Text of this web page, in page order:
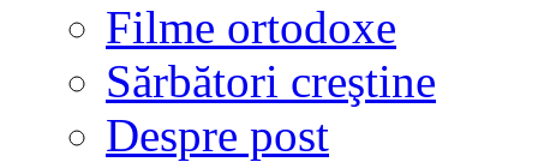
Filme ortodoxe
Sărbători creştine
Despre post